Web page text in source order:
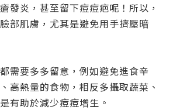
發炎，甚至留下痘痘疤呢！所以，
部肌膚，尤其是避免用手擠壓暗
需要多多留意，例如避免進食辛
高熱量的食物，相反多攝取蔬菜、
有助於減少痘痘增生。